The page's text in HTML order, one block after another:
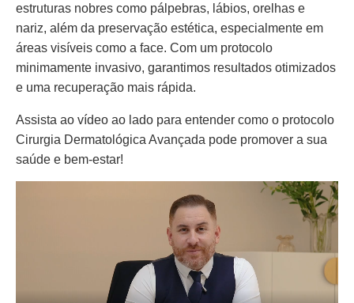
estruturas nobres como pálpebras, lábios, orelhas e
nariz, além da preservação estética, especialmente em
áreas visíveis como a face. Com um protocolo
minimamente invasivo, garantimos resultados otimizados
e uma recuperação mais rápida.
Assista ao vídeo ao lado para entender como o protocolo
Cirurgia Dermatológica Avançada pode promover a sua
saúde e bem-estar!